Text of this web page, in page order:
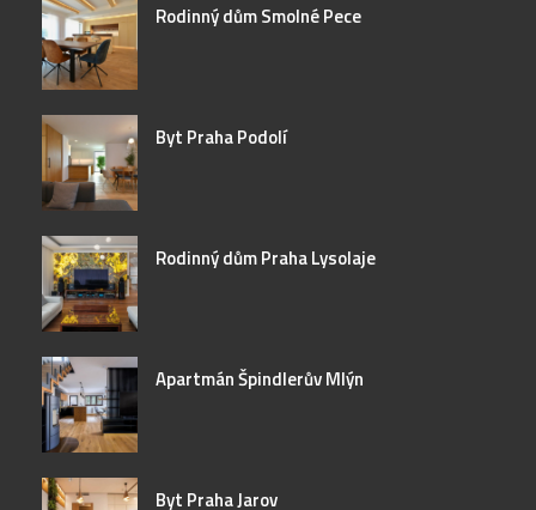
Rodinný dům Smolné Pece
Byt Praha Podolí
Rodinný dům Praha Lysolaje
Apartmán Špindlerův Mlýn
Byt Praha Jarov